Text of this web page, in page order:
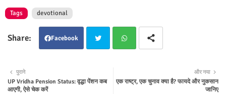
Tags devotional
Facebook
ter tsap
और नया
एक राष्ट्र, एक चुनाव क्या है? फायदे और नुकसान
जानिए
पुराने
UP Vridha Pension Status: वृद्धा पेंशन कब
आएगी, ऐसे चेक करें